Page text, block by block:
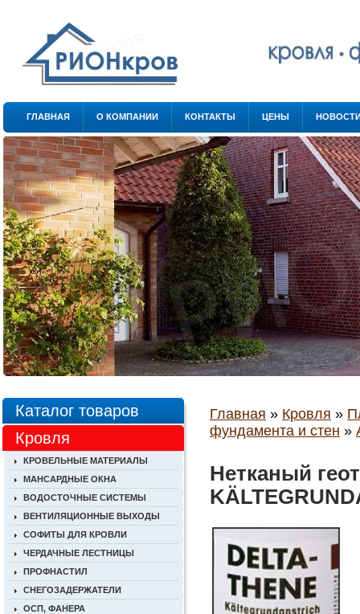
ГЛАВНАЯ О КОМПАНИИ КОНТАКТЫ ЦЕНЫ
Главная » Кровля »
фундамента и стен »
Нетканый
Каталог товаров
Кровля
КРОВЕЛЬНЫЕ МАТЕРИАЛЫ
МАНСАРДНЫЕ ОКНА
ВОДОСТОЧНЫЕ СИСТЕМЫ
ВЕНТИЛЯЦИОННЫЕ ВЫХОДЫ
СОФИТЫ ДЛЯ КРОВЛИ
ЧЕРДАЧНЫЕ ЛЕСТНИЦЫ
ПРОФНАСТИЛ
СНЕГОЗАДЕРЖАТЕЛИ
ОСП, ФАНЕРА